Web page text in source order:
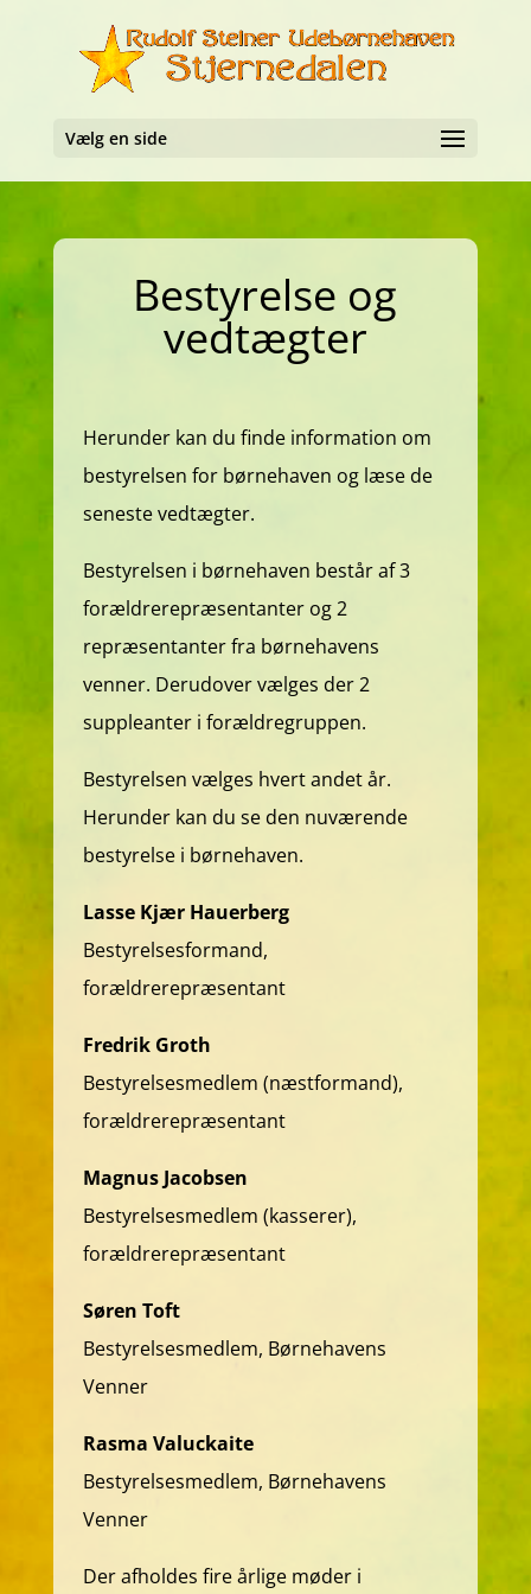
Vælg en side
Bestyrelse og
vedtægter
Herunder kan du finde information om
bestyrelsen for børnehaven og læse de
seneste vedtægter.
Bestyrelsen i børnehaven består af 3
forældrerepræsentanter og 2
repræsentanter fra børnehavens
venner. Derudover vælges der 2
suppleanter i forældregruppen.
Bestyrelsen vælges hvert andet år.
Herunder kan du se den nuværende
bestyrelse i børnehaven.
Lasse Kjær Hauerberg
Bestyrelsesformand,
forældrerepræsentant
Fredrik Groth
Bestyrelsesmedlem (næstformand),
forældrerepræsentant
Magnus Jacobsen
Bestyrelsesmedlem (kasserer),
forældrerepræsentant
Søren Toft
Bestyrelsesmedlem, Børnehavens
Venner
Rasma Valuckaite
Bestyrelsesmedlem, Børnehavens
Venner
Der afholdes fire årlige møder i